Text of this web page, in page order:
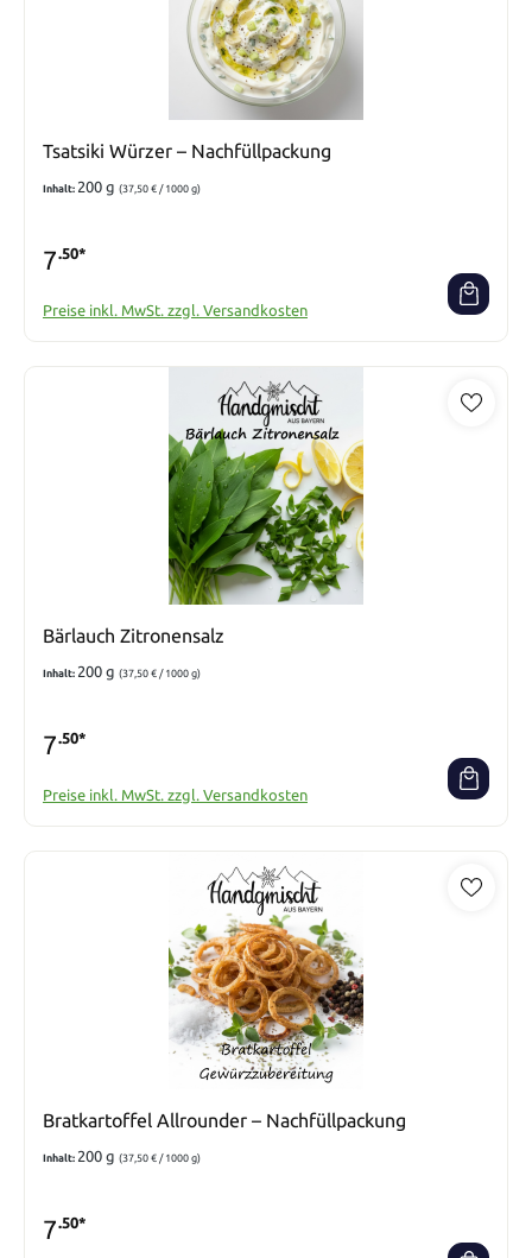
Tsatsiki Würzer – Nachfüllpackung
Inhalt: 200 g (37,50 € / 1000 g)
7.50*
Preise inkl. MwSt. zzgl. Versandkosten
Bärlauch Zitronensalz
Inhalt: 200 g (37,50 € / 1000 g)
7.50*
Preise inkl. MwSt. zzgl. Versandkosten
Bratkartoffel Allrounder – Nachfüllpackung
Inhalt: 200 g (37,50 € / 1000 g)
7.50*